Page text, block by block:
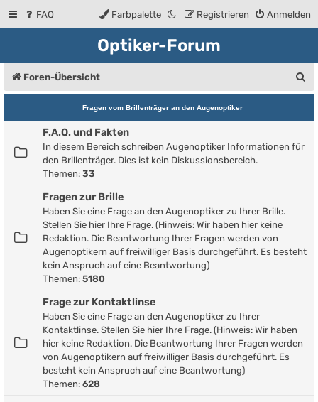
FAQ Anmelden
Registrieren
Farbpalette
Optiker-Forum
Foren-Übersicht
u
Fragen vom Brillenträger an den Augenoptiker
F.A.Q. und Fakten
In diesem Bereich schreiben Augenoptiker Informationen für
den Brillenträger. Dies ist kein Diskussionsbereich.
Themen: 33
Fragen zur Brille
Haben Sie eine Frage an den Augenoptiker zu Ihrer Brille.
Stellen Sie hier Ihre Frage. (Hinweis: Wir haben hier keine
Redaktion. Die Beantwortung Ihrer Fragen werden von
Augenoptikern auf freiwilliger Basis durchgeführt. Es besteht
kein Anspruch auf eine Beantwortung)
Themen: 5180
Frage zur Kontaktlinse
Haben Sie eine Frage an den Augenoptiker zu Ihrer
Kontaktlinse. Stellen Sie hier Ihre Frage. (Hinweis: Wir haben
hier keine Redaktion. Die Beantwortung Ihrer Fragen werden
von Augenoptikern auf freiwilliger Basis durchgeführt. Es
besteht kein Anspruch auf eine Beantwortung)
Themen: 628